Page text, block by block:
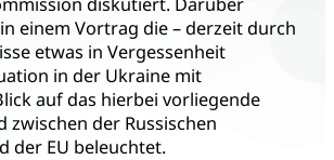
einem Vortrag die – derzeit durch
etwas in Vergessenheit
in der Ukraine mit
auf das hierbei vorliegende
zwischen der Russischen
der EU beleuchtet.